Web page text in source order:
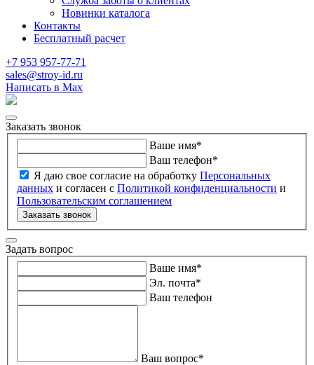
Новинки каталога
Контакты
Бесплатный расчет
+7 953 957-77-71
sales@stroy-id.ru
Написать в Max
Заказать звонок
Ваше имя*
Ваш телефон*
Я даю свое согласие на обработку Персональных
данных и согласен с Политикой конфиденциальности и
Пользовательским соглашением
Заказать звонок
Задать вопрос
Ваше имя*
Эл. почта*
Ваш телефон
Ваш вопрос*